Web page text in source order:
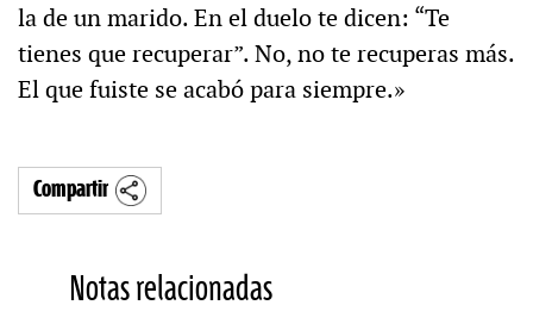
la de un marido. En el duelo te dicen: “Te
tienes que recuperar”. No, no te recuperas más.
El que fuiste se acabó para siempre.»
Compartir
Notas relacionadas